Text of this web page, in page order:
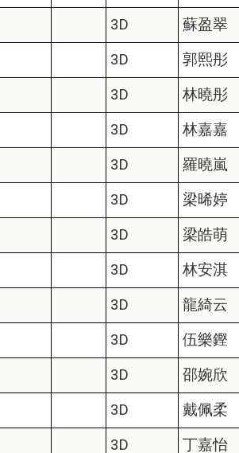
3D 蘇盈翠
3D 郭熙彤
3D 林曉彤
3D 林嘉嘉
3D 羅曉嵐
3D 梁晞婷
3D 梁皓萌
3D 林安淇
3D 龍綺云
3D 伍樂鏗
3D 邵婉欣
3D 戴佩柔
3D 丁嘉怡